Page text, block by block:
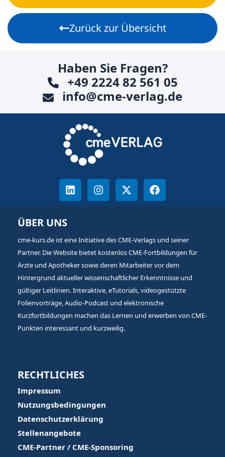
Zurück zur Übersicht
Haben Sie Fragen?
+49 2224 82 561 05
info@cme-verlag.de
ÜBER UNS
cme-kurs.de ist eine Initiative des CME-Verlags und seiner
Partner. Die Website bietet kostenlos CME-Fortbildungen für
Ärzte und Apotheker sowie deren Mitarbeiter vor dem
Hintergrund aktueller wissenschaftlicher Erkenntnisse und
gültiger Leitlinien. Interaktive, eTutorials, videogestützte
Folienvorträge, Audio-Podcast und elektronische
Kurzfortbildungen machen das Lernen und erwerben von CME-
Punkten interessant und kurzweilig.
RECHTLICHES
Impressum
Nutzungsbedingungen
Datenschutzerklärung
Stellenangebote
CME-Partner / CME-Sponsoring